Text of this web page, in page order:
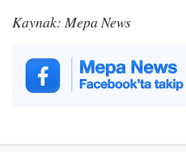
Kaynak: Mepa News